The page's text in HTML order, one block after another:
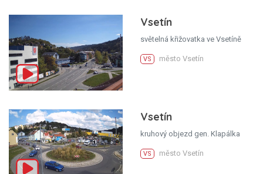
Vsetín
světelná křižovatka ve Vsetíně
VS město Vsetín
Vsetín
kruhový objezd gen. Klapálka
VS město Vsetín